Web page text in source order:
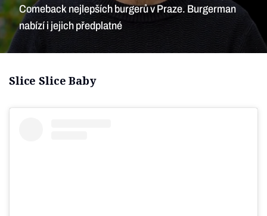
Comeback nejlepších burgerů v Praze. Burgerman
nabízí i jejich předplatné
Slice Slice Baby